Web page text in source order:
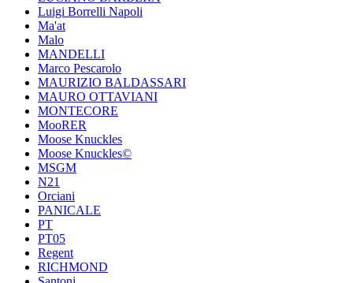
Luigi Borrelli Napoli
Ma'at
Malo
MANDELLI
Marco Pescarolo
MAURIZIO BALDASSARI
MAURO OTTAVIANI
MONTECORE
MooRER
Moose Knuckles
Moose Knuckles©️
MSGM
N21
Orciani
PANICALE
PT
PT05
Regent
RICHMOND